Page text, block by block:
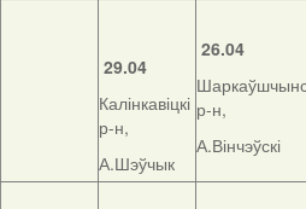
29.04
Калінкавіцкі
р-н,
А.Шэўчык
26.04
р-н,
А.Вінчэўскі